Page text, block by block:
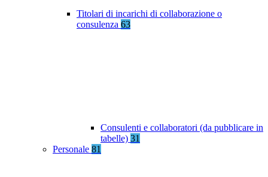
Titolari di incarichi di collaborazione o
consulenza 63
Consulenti e collaboratori (da pubblicare in
tabelle) 31
Personale 81